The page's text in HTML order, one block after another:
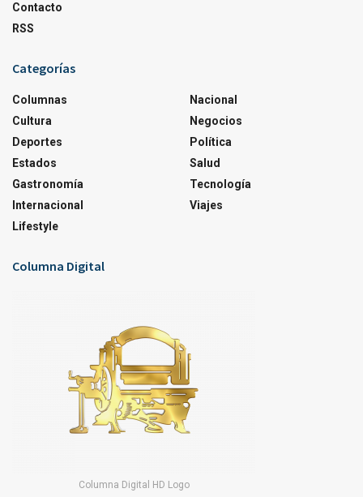
Contacto
RSS
Categorías
Columnas
Cultura
Deportes
Estados
Gastronomía
Internacional
Lifestyle
Nacional
Negocios
Política
Salud
Tecnología
Viajes
Columna Digital
Columna Digital HD Logo